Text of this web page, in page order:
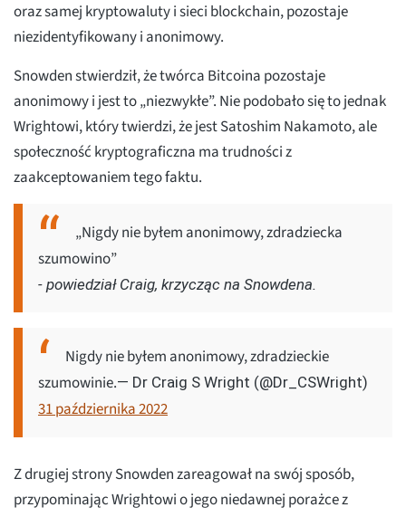
oraz samej kryptowaluty i sieci blockchain, pozostaje
niezidentyfikowany i anonimowy.
Snowden stwierdził, że twórca Bitcoina pozostaje
anonimowy i jest to „niezwykłe”. Nie podobało się to jednak
Wrightowi, który twierdzi, że jest Satoshim Nakamoto, ale
społeczność kryptograficzna ma trudności z
zaakceptowaniem tego faktu.
„Nigdy nie byłem anonimowy, zdradziecka
szumowino”
- powiedział Craig, krzycząc na Snowdena.
Nigdy nie byłem anonimowy, zdradzieckie
szumowinie.— Dr Craig S Wright (@Dr_CSWright)
31 października 2022
Z drugiej strony Snowden zareagował na swój sposób,
przypominając Wrightowi o jego niedawnej porażce z